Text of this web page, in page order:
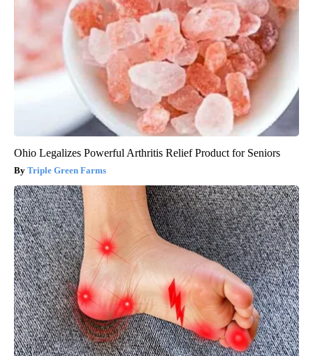
Ohio Legalizes Powerful Arthritis Relief Product for Seniors
Triple Green Farms